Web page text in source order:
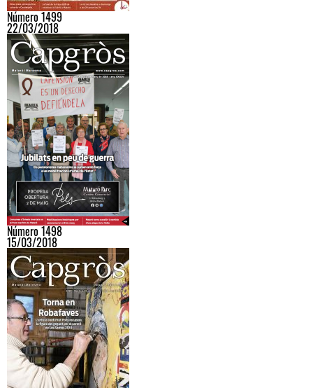
Número 1499
22/03/2018
Número 1498
15/03/2018